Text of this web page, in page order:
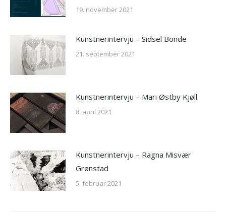
19. november 2021
Kunstnerintervju – Sidsel Bonde
21. september 2021
Kunstnerintervju – Mari Østby Kjøll
8. april 2021
Kunstnerintervju – Ragna Misvær
Grønstad
5. februar 2021